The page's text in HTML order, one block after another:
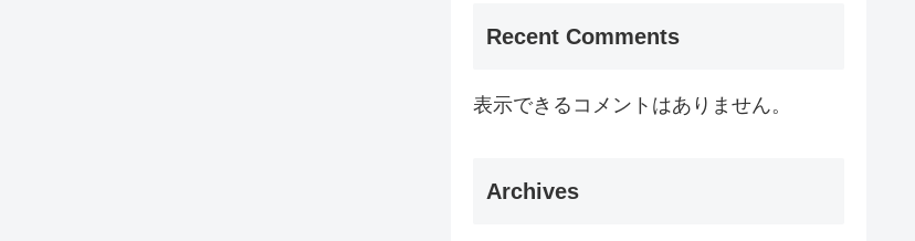
Recent Comments
表示できるコメントはありません。
Archives